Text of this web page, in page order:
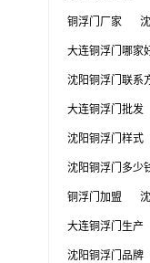
铜浮门厂家
大连铜浮门哪家
沈阳铜浮门联系
大连铜浮门批发
沈阳铜浮门样式
沈阳铜浮门多少
铜浮门加盟
大连铜浮门生产
沈阳铜浮门品牌